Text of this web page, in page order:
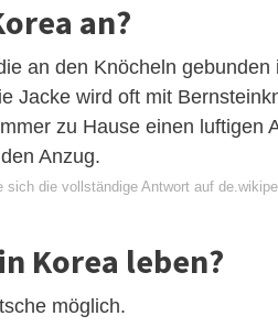
an?
an den Knöcheln
Jacke wird oft mit
zu Hause einen luftigen
Anzug.
sich die vollständige Antwort auf
Korea leben?
möglich.